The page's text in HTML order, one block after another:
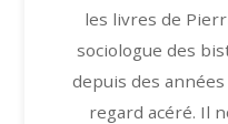
les livres de
sociologue des
depuis des
regard acéré. Il